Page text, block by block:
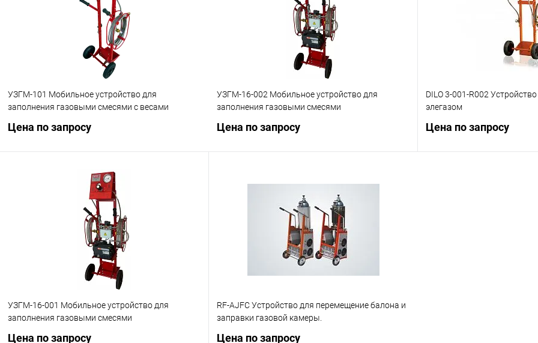
Под заказ
УЗГМ-101 Мобильное устройство для
заполнения газовыми смесями с весами
Цена по запросу
Запросить цену
УЗГМ-16-002 Мобильное устройство для
заполнения газовыми смесями
Цена по запросу
Купить в 1 клик Сравнение
Под заказ
DILO 3-001-R002
элегазом
Цена по запросу
УЗГМ-16-001 Мобильное устройство для
заполнения газовыми смесями
Цена по запросу
RF-AJFC Устройство для перемещение балона и
заправки газовой камеры.
Цена по запросу